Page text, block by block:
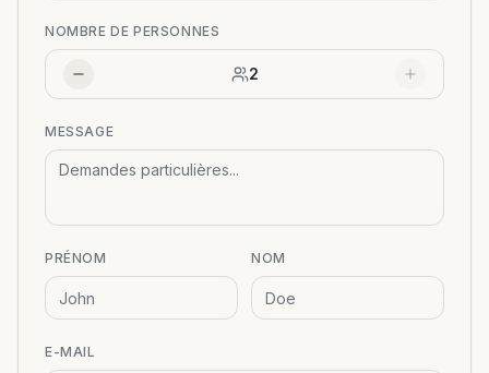
NOMBRE DE PERSONNES
2
MESSAGE
PRÉNOM NOM
E-MAIL